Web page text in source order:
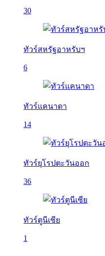
30
ทัวร์สหรัฐอาหรับฯ
6
ทัวร์แคนาดา
14
ทัวร์ยุโรปตะวันออก
36
ทัวร์ตูนีเซีย
1